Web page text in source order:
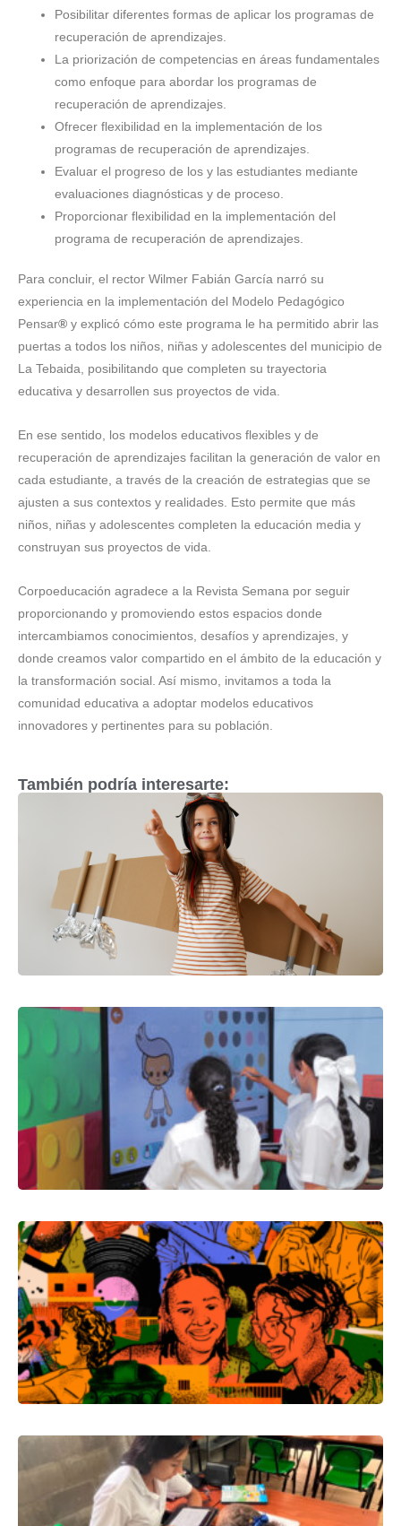
Posibilitar diferentes formas de aplicar los programas de
recuperación de aprendizajes.
La priorización de competencias en áreas fundamentales
como enfoque para abordar los programas de
recuperación de aprendizajes.
Ofrecer flexibilidad en la implementación de los
programas de recuperación de aprendizajes.
Evaluar el progreso de los y las estudiantes mediante
evaluaciones diagnósticas y de proceso.
Proporcionar flexibilidad en la implementación del
programa de recuperación de aprendizajes.
Para concluir, el rector Wilmer Fabián García narró su
experiencia en la implementación del Modelo Pedagógico
Pensar® y explicó cómo este programa le ha permitido abrir las
puertas a todos los niños, niñas y adolescentes del municipio de
La Tebaida, posibilitando que completen su trayectoria
educativa y desarrollen sus proyectos de vida.
En ese sentido, los modelos educativos flexibles y de
recuperación de aprendizajes facilitan la generación de valor en
cada estudiante, a través de la creación de estrategias que se
ajusten a sus contextos y realidades. Esto permite que más
niños, niñas y adolescentes completen la educación media y
construyan sus proyectos de vida.
Corpoeducación agradece a la Revista Semana por seguir
proporcionando y promoviendo estos espacios donde
intercambiamos conocimientos, desafíos y aprendizajes, y
donde creamos valor compartido en el ámbito de la educación y
la transformación social. Así mismo, invitamos a toda la
comunidad educativa a adoptar modelos educativos
innovadores y pertinentes para su población.
También podría interesarte: